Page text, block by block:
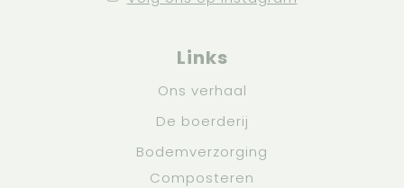
Links
Ons verhaal
De boerderij
Bodemverzorging
Composteren